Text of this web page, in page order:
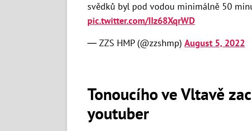
svědků byl pod vodou minimálně 50
pic.twitter.com/IIz68XqrWD
— ZZS HMP (@zzshmp) August 5, 2022
Tonoucího ve Vltavě
youtuber